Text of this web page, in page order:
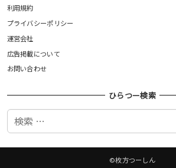
利用規約
プライバシーポリシー
運営会社
広告掲載について
お問い合わせ
ひらつー検索
検
©枚方つーしん